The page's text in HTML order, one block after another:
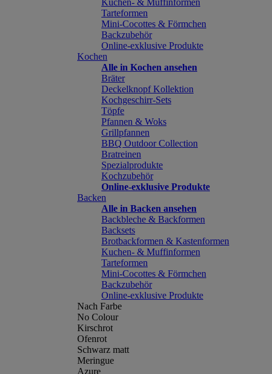
Kuchen- & Muffinformen
Tarteformen
Mini-Cocottes & Förmchen
Backzubehör
Online-exklusive Produkte
Kochen
Alle in Kochen ansehen
Bräter
Deckelknopf Kollektion
Kochgeschirr-Sets
Töpfe
Pfannen & Woks
Grillpfannen
BBQ Outdoor Collection
Bratreinen
Spezialprodukte
Kochzubehör
Online-exklusive Produkte
Backen
Alle in Backen ansehen
Backbleche & Backformen
Backsets
Brotbackformen & Kastenformen
Kuchen- & Muffinformen
Tarteformen
Mini-Cocottes & Förmchen
Backzubehör
Online-exklusive Produkte
Nach Farbe
No Colour
Kirschrot
Ofenrot
Schwarz matt
Meringue
Azure